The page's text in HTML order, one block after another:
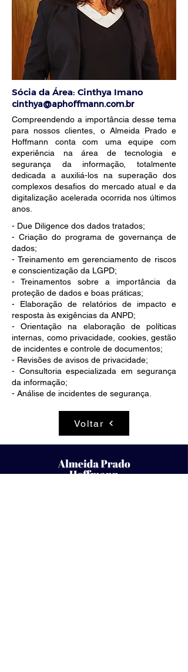
Sócia da Área: Cinthya Imano
cinthya@aphoffmann.com.br
Compreendendo a importância desse tema
para nossos clientes, o Almeida Prado e
Hoffmann conta com uma equipe com
experiência na área de tecnologia e
segurança da informação, totalmente
dedicada a auxiliá-los na superação dos
complexos desafios do mercado atual e da
digitalização acelerada ocorrida nos últimos
anos.
- Due Diligence dos dados tratados;
- Criação do programa de governança de
dados;
- Treinamento em gerenciamento de riscos
e conscientização da LGPD;
- Treinamentos sobre a importância da
proteção de dados e boas práticas;
- Elaboração de relatórios de impacto e
resposta às exigências da ANPD;
- Orientação na elaboração de políticas
internas, como privacidade, cookies, gestão
de incidentes e controle de documentos;
- Revisões de avisos de privacidade;
- Consultoria especializada em segurança
da informação;
- Análise de incidentes de segurança.
Voltar